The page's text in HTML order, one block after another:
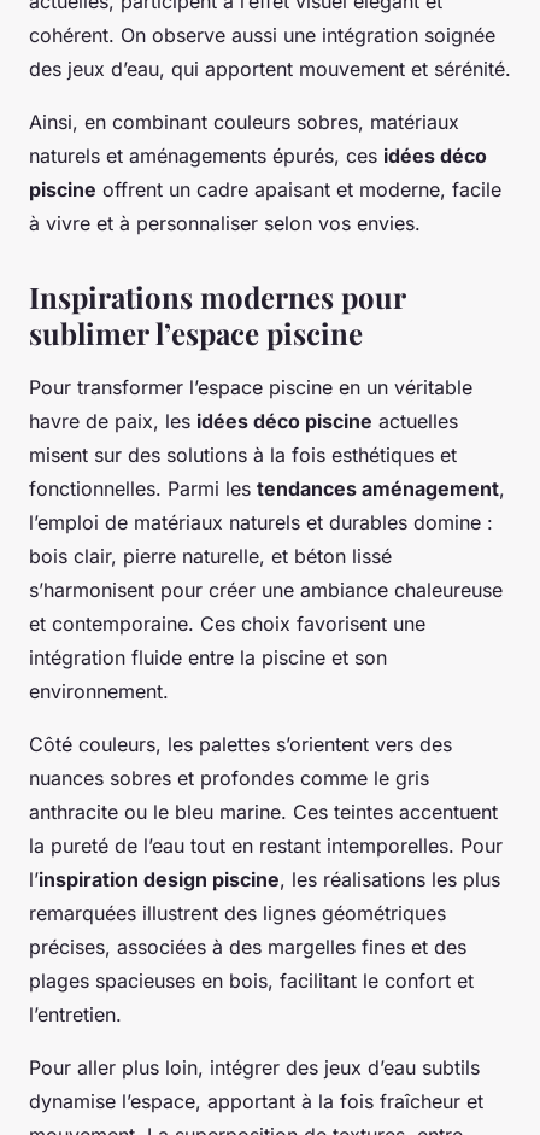
cohérent. On observe aussi une intégration soignée
des jeux d’eau, qui apportent mouvement et sérénité.
Ainsi, en combinant couleurs sobres, matériaux
naturels et aménagements épurés, ces idées déco
piscine offrent un cadre apaisant et moderne, facile
à vivre et à personnaliser selon vos envies.
Inspirations modernes pour
sublimer l’espace piscine
Pour transformer l’espace piscine en un véritable
havre de paix, les idées déco piscine actuelles
misent sur des solutions à la fois esthétiques et
fonctionnelles. Parmi les tendances aménagement,
l’emploi de matériaux naturels et durables domine :
bois clair, pierre naturelle, et béton lissé
s’harmonisent pour créer une ambiance chaleureuse
et contemporaine. Ces choix favorisent une
intégration fluide entre la piscine et son
environnement.
Côté couleurs, les palettes s’orientent vers des
nuances sobres et profondes comme le gris
anthracite ou le bleu marine. Ces teintes accentuent
la pureté de l’eau tout en restant intemporelles. Pour
l’inspiration design piscine, les réalisations les plus
remarquées illustrent des lignes géométriques
précises, associées à des margelles fines et des
plages spacieuses en bois, facilitant le confort et
l’entretien.
Pour aller plus loin, intégrer des jeux d’eau subtils
dynamise l’espace, apportant à la fois fraîcheur et